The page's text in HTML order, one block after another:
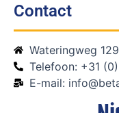
Contact
Wateringweg
Telefoon: +31
E-mail: